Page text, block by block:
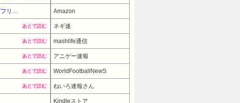
Amazon
あとで読む ネギ速
あとで読む mashlife通信
あとで読む アニゲー速報
あとで読む WorldFootballNewS
あとで読む ねいろ速報さん
Kindleストア